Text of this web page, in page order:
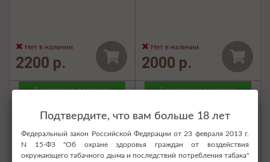
Нет в наличии
2200 р.
Нет в наличии
2000 р.
Бесплатная доставка Бесплатная доставка
Подтвердите, что вам больше 18 лет
Федеральный закон Российской Федерации от 23 февраля 2013 г.
N 15-ФЗ "Об охране здоровья граждан от воздействия
окружающего табачного дыма и последствий потребления табака"